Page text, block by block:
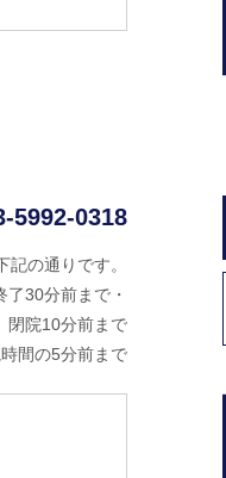
5992-0318
の通りです。
30分前まで・
閉院10分前まで
間の5分前まで